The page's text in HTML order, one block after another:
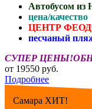
Автобусом из
цена/качество
ЦЕНТР
песчаный
СУПЕР
от 19550 руб.
Подробнее
Самара ХИТ!